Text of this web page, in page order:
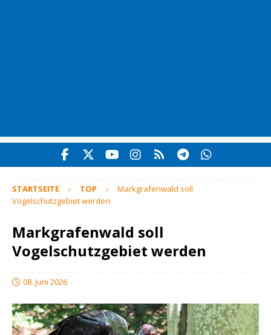
STARTSEITE TOP
Markgrafenwald soll
Vogelschutzgebiet werden
Markgrafenwald soll
Vogelschutzgebiet werden
08. Juni 2026